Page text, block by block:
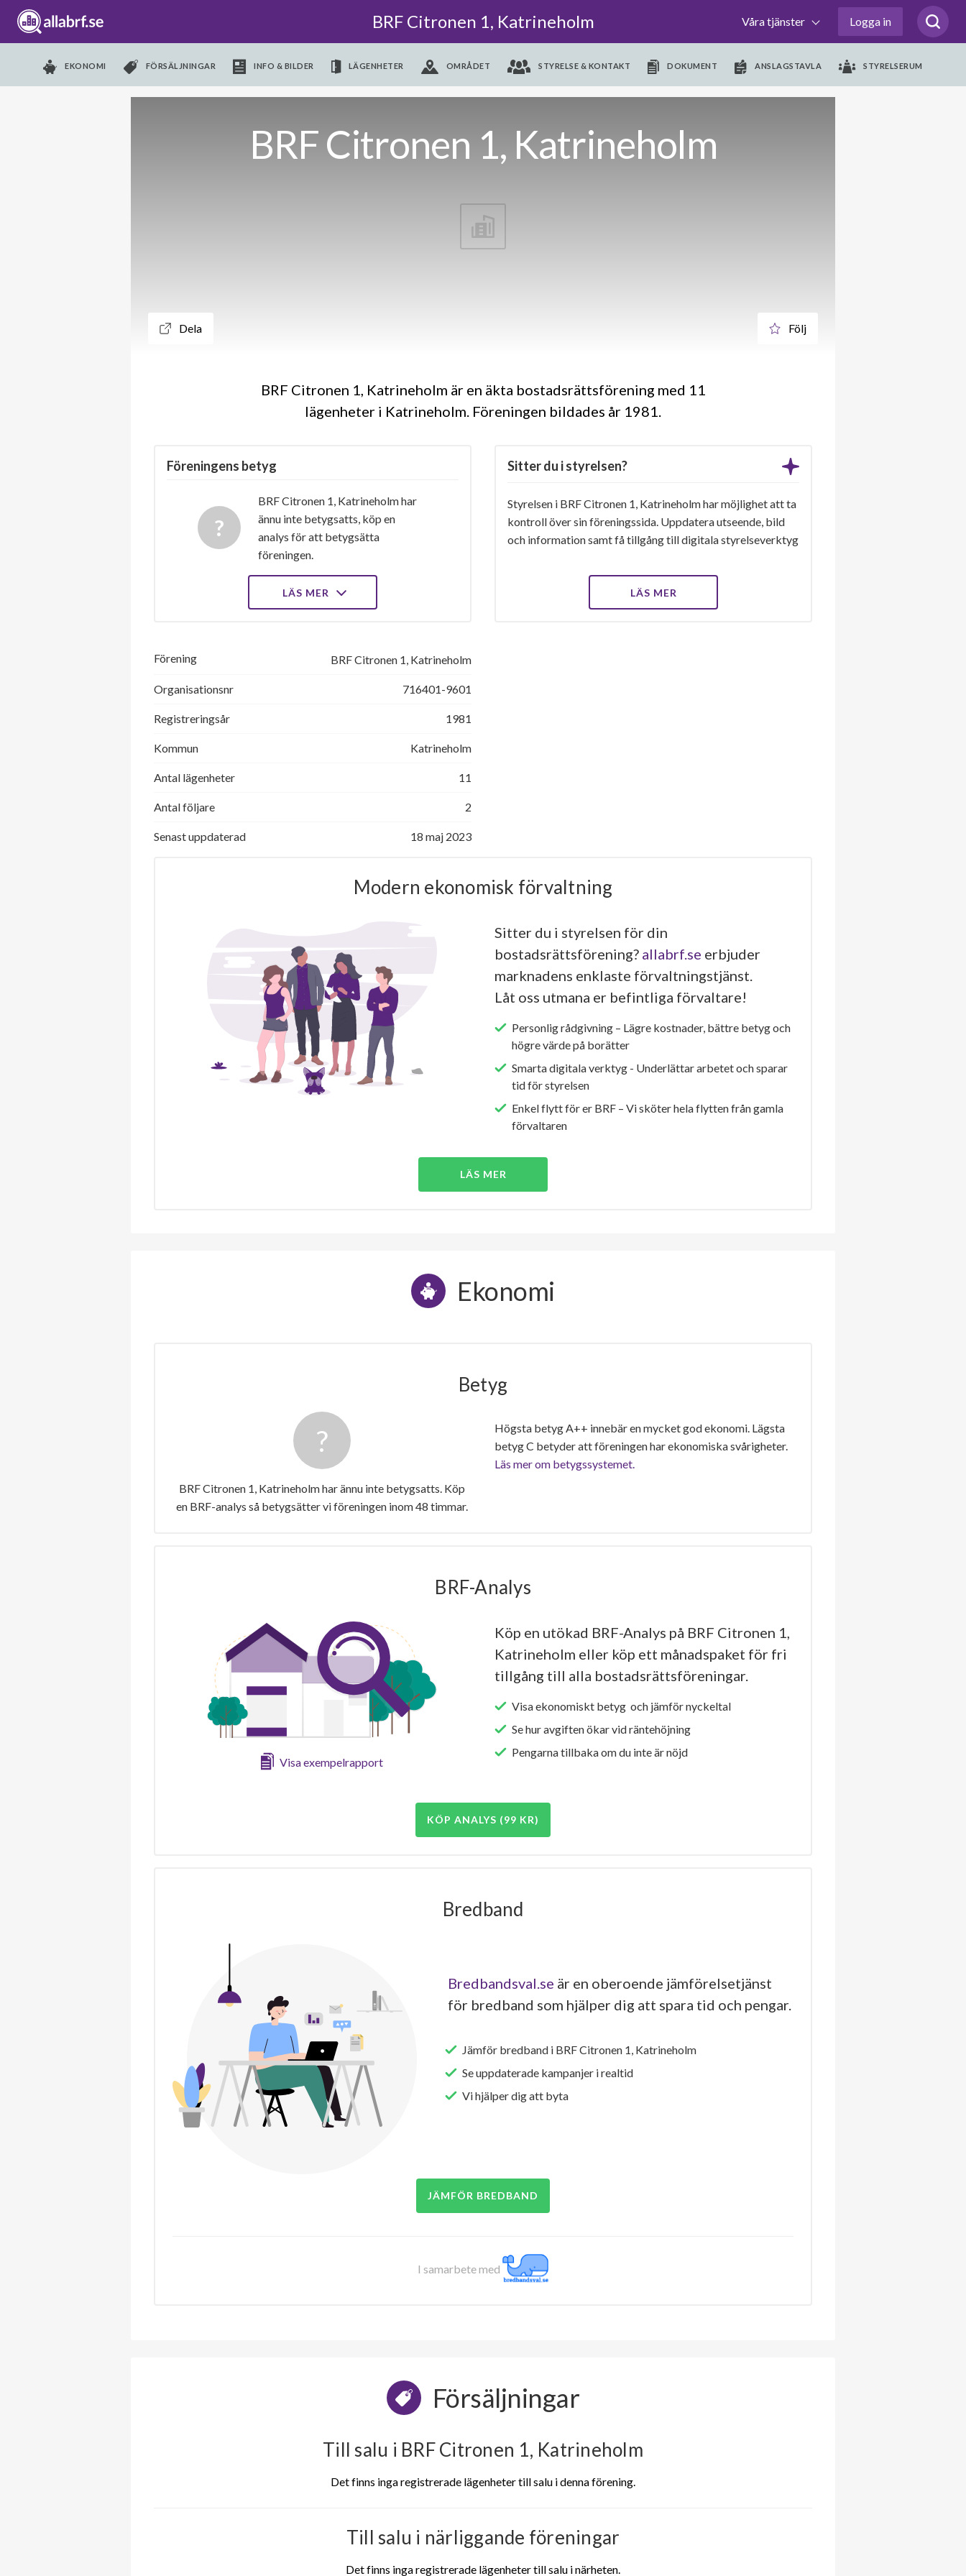
BRF Citronen 1, Katrineholm Våra tjänster Logga in
EKONOMI FÖRSÄLJNINGAR INFO & BILDER LÄGENHETER OMRÅDET STYRELSE & KONTAKT DOKUMENT ANSLAGSTAVLA STYRELSERUM
BRF Citronen 1, Katrineholm
Dela Följ
BRF Citronen 1, Katrineholm är en äkta bostadsrättsförening med 11
lägenheter i Katrineholm. Föreningen bildades år 1981
Föreningens betyg
BRF Citronen 1, Katrineholm har
ännu inte betygsatts, köp en
analys för att betygsätta
föreningen.
LÄS MER
Sitter du i styrelsen?
Styrelsen i BRF Citronen 1, Katrineholm har möjlighet att ta
kontroll över sin föreningssida. Uppdatera utseende, bild
och information samt få tillgång till digitala styrelseverktyg
LÄS MER
Förening BRF Citronen 1, Katrineholm
Organisationsnr 716401-9601
Registreringsår 1981
Kommun Katrineholm
Antal lägenheter 11
Antal följare 2
Senast uppdaterad 18 maj 2023
Modern ekonomisk förvaltning
Sitter du i styrelsen för din
bostadsrättsförening? allabrf.se erbjuder
marknadens enklaste förvaltningstjänst.
Låt oss utmana er befintliga förvaltare!
Personlig rådgivning – Lägre kostnader, bättre betyg och
högre värde på borätter
Smarta digitala verktyg - Underlättar arbetet och sparar
tid för styrelsen
Enkel flytt för er BRF – Vi sköter hela flytten från gamla
förvaltaren
LÄS MER
Ekonomi
Betyg
BRF Citronen 1, Katrineholm har ännu inte betygsatts. Köp
en BRF-analys så betygsätter vi föreningen inom 48 timmar.
Högsta betyg A++ innebär en mycket god ekonomi. Lägsta
betyg C betyder att föreningen har ekonomiska svårigheter.
Läs mer om betygssystemet.
BRF-Analys
Visa exempelrapport
Köp en utökad BRF-Analys på BRF Citronen 1,
Katrineholm eller köp ett månadspaket för fri
tillgång till alla bostadsrättsföreningar.
Visa ekonomiskt betyg och jämför nyckeltal
Se hur avgiften ökar vid räntehöjning
Pengarna tillbaka om du inte är nöjd
KÖP ANALYS (99 KR)
Bredband
Bredbandsval.se är en oberoende jämförelsetjänst
för bredband som hjälper dig att spara tid och pengar.
Jämför bredband i BRF Citronen 1, Katrineholm
Se uppdaterade kampanjer i realtid
Vi hjälper dig att byta
JÄMFÖR BREDBAND
I samarbete med
Försäljningar
Till salu i BRF Citronen 1, Katrineholm
Det finns inga registrerade lägenheter till salu i denna förening.
Till salu i närliggande föreningar
Det finns inga registrerade lägenheter till salu i närheten.